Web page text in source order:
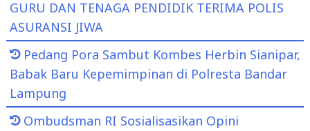
GURU DAN TENAGA PENDIDIK TERIMA POLIS
ASURANSI JIWA
Pedang Pora Sambut Kombes Herbin Sianipar,
Babak Baru Kepemimpinan di Polresta Bandar
Lampung
Ombudsman RI Sosialisasikan Opini